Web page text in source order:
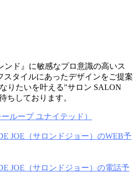
ンド』に敏感なプロ意識の高いス
スタイルにあったデザインをご提案
りたいを叶える"サロン SALON
ちしております。